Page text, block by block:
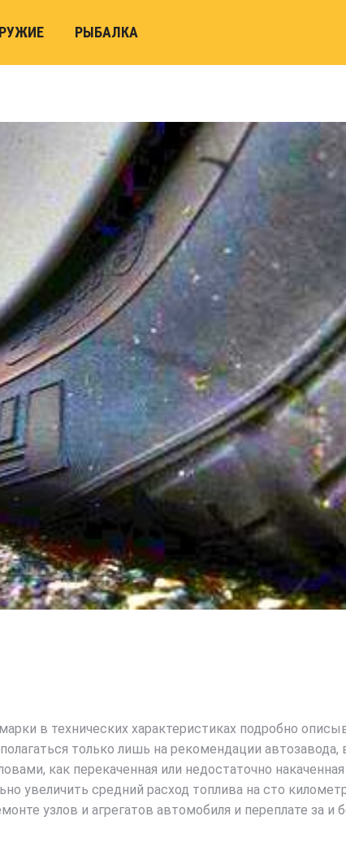
РЫБАЛКА
в технических характеристиках подробно
только лишь на рекомендации автозавода,
как перекаченная или недостаточно
увеличить средний расход топлива на сто
узлов и агрегатов автомобиля и переплате за и